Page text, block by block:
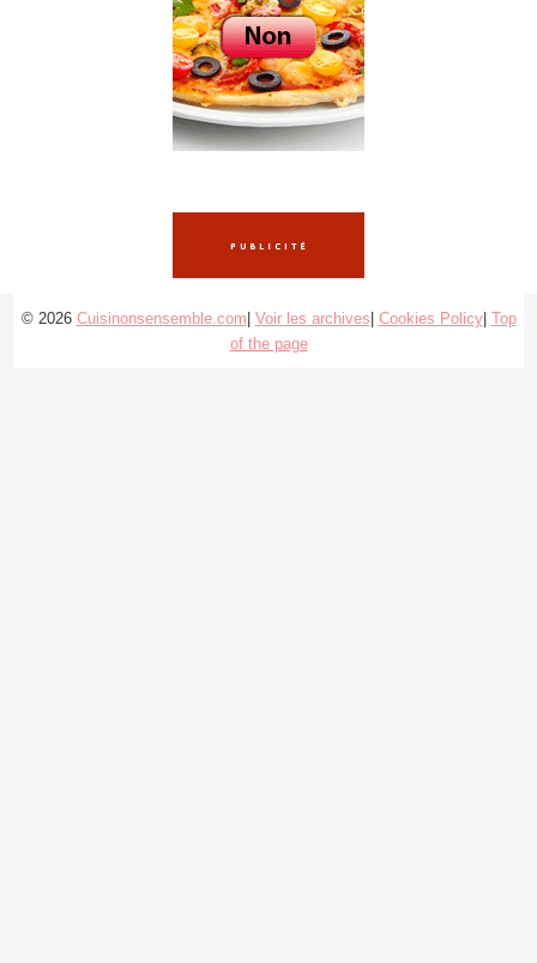
© 2026 Cuisinonsensemble.com Voir les archives Cookies Policy| Top
of the page